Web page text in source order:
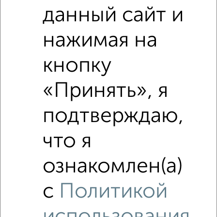
Рядом, с меньшей ценой
Недалеко от жилой комплекс Атлантида с ценой ниже
данный сайт и
нажимая на
кнопку
«Принять», я
подтверждаю,
что я
ознакомлен(а)
с Политикой